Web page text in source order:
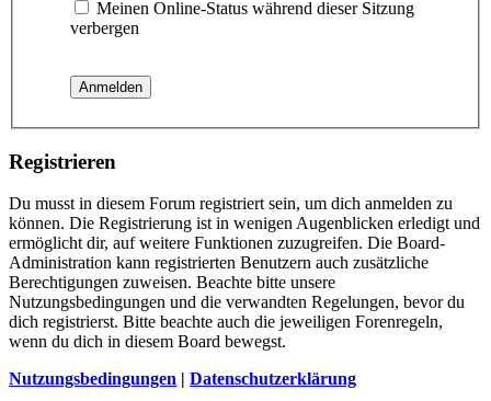
Meinen Online-Status während dieser Sitzung
verbergen
Registrieren
Du musst in diesem Forum registriert sein, um dich anmelden zu
können. Die Registrierung ist in wenigen Augenblicken erledigt und
ermöglicht dir, auf weitere Funktionen zuzugreifen. Die Board-
Administration kann registrierten Benutzern auch zusätzliche
Berechtigungen zuweisen. Beachte bitte unsere
Nutzungsbedingungen und die verwandten Regelungen, bevor du
dich registrierst. Bitte beachte auch die jeweiligen Forenregeln,
wenn du dich in diesem Board bewegst.
Nutzungsbedingungen | Datenschutzerklärung